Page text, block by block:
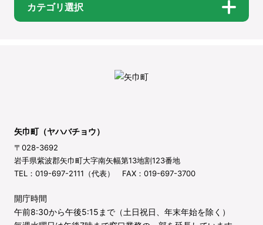
カテゴリ選択
矢巾町（ヤハバチョウ）
〒028-3692
岩手県紫波郡矢巾町大字南矢幅第13地割123番地
TEL：019-697-2111（代表） FAX：019-697-3700
開庁時間
午前8:30から午後5:15まで（土日祝日、年末年始を除く）